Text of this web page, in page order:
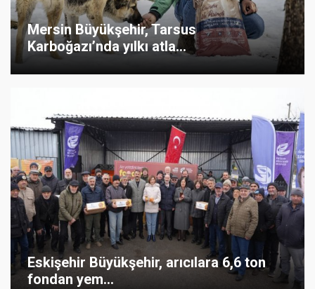
Mersin Büyükşehir, Tarsus
Karboğazı’nda yılkı atla...
Eskişehir Büyükşehir, arıcılara 6,6 ton
fondan yem...